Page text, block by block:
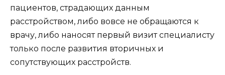
пациентов, страдающих данным
расстройством, либо вовсе не обращаются к
врачу, либо наносят первый визит специалисту
только после развития вторичных и
сопутствующих расстройств.